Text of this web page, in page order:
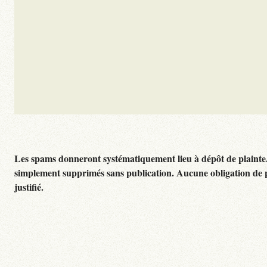
Les spams donneront systématiquement lieu à dépôt de
simplement supprimés sans publication. Aucune obligation
justifié.